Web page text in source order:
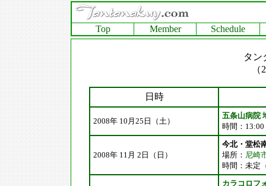
Top Member Schedule
タン
日時
2008年 10月25日（土）
五条山病院
時間：
2008年 11月 2日（日）
今北・堂松
場所： 尼崎
時間：未定
カラコロフ